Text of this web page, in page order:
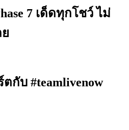
7 เด็ดทุกโชว์ ไม่
กับ #teamlivenow